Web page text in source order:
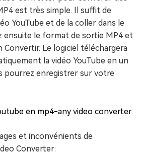
est très simple. Il suffit de
YouTube et de la coller dans le
ensuite le format de sortie MP4 et
Le logiciel téléchargera
la vidéo YouTube en un
pourrez enregistrer sur votre
et inconvénients de
Converter: